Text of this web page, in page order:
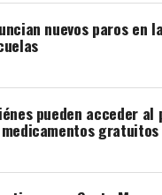
de historia clínica.
fundamenten el
(biopsia, laboratorio,
del DNI donde conste
negativa de ANSES
no cuenta con Obra
nuevos paros en
pueden acceder
gratuitos